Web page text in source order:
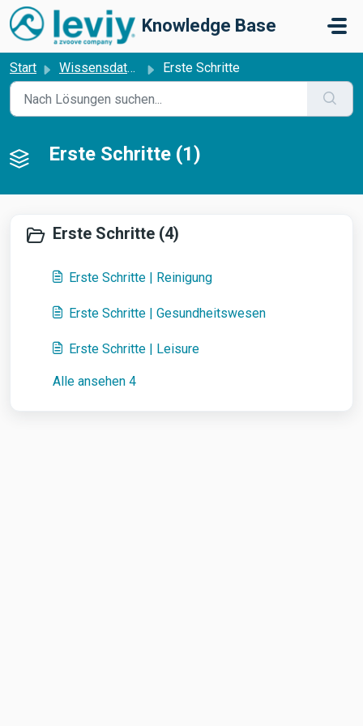
Zum hauptsächlichen Inhalt gehen
Knowledge Base
Start Wissensdatenbank Erste Schritte
Erste Schritte (1)
Erste Schritte (4)
Erste Schritte | Reinigung
Erste Schritte | Gesundheitswesen
Erste Schritte | Leisure
Alle ansehen 4